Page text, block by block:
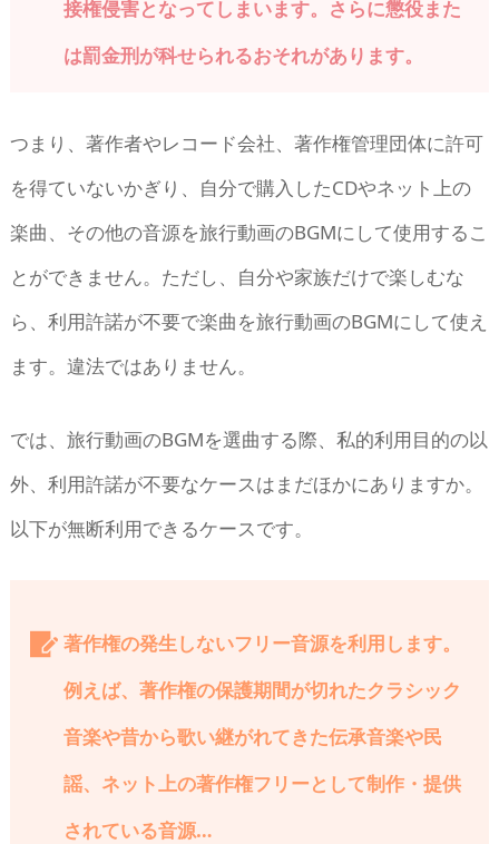
接権侵害となってしまいます。さらに懲役また
は罰金刑が科せられるおそれがあります。
つまり、著作者やレコード会社、著作権管理団体に許可
を得ていないかぎり、自分で購入したCDやネット上の
楽曲、その他の音源を旅行動画のBGMにして使用するこ
とができません。ただし、自分や家族だけで楽しむな
ら、利用許諾が不要で楽曲を旅行動画のBGMにして使え
ます。違法ではありません。
では、旅行動画のBGMを選曲する際、私的利用目的の以
外、利用許諾が不要なケースはまだほかにありますか。
以下が無断利用できるケースです。
著作権の発生しないフリー音源を利用します。
例えば、著作権の保護期間が切れたクラシック
音楽や昔から歌い継がれてきた伝承音楽や民
謡、ネット上の著作権フリーとして制作・提供
されている音源…